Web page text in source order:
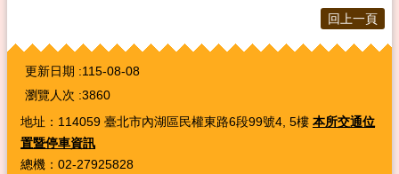
回上一頁
:::
更新日期
115-08-08
瀏覽人次 3860
地址：114059 臺北市內湖區民權東路6段99號4, 5樓 本所交通位
置暨停車資訊
總機：02-27925828